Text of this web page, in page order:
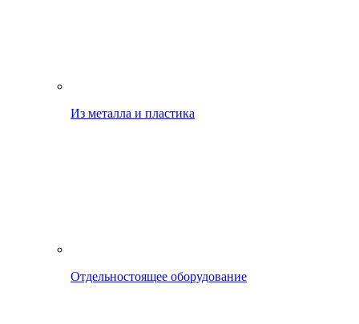
Из металла и пластика
Отдельностоящее оборудование